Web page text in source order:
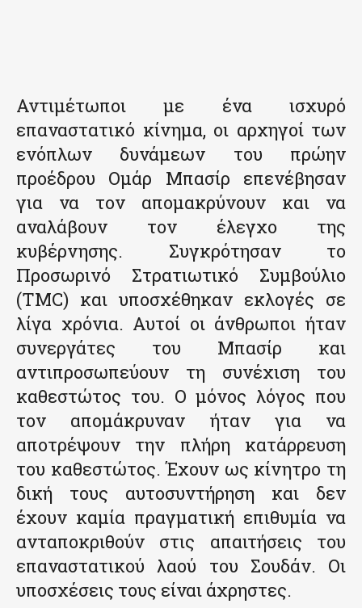
Αντιμέτωποι με ένα ισχυρό
επαναστατικό κίνημα, οι αρχηγοί των
ενόπλων δυνάμεων του πρώην
προέδρου Ομάρ Μπασίρ επενέβησαν
για να τον απομακρύνουν και να
αναλάβουν τον έλεγχο της
κυβέρνησης. Συγκρότησαν το
Προσωρινό Στρατιωτικό Συμβούλιο
(TMC) και υποσχέθηκαν εκλογές σε
λίγα χρόνια. Αυτοί οι άνθρωποι ήταν
συνεργάτες του Μπασίρ και
αντιπροσωπεύουν τη συνέχιση του
καθεστώτος του. Ο μόνος λόγος που
τον απομάκρυναν ήταν για να
αποτρέψουν την πλήρη κατάρρευση
του καθεστώτος. Έχουν ως κίνητρο τη
δική τους αυτοσυντήρηση και δεν
έχουν καμία πραγματική επιθυμία να
ανταποκριθούν στις απαιτήσεις του
επαναστατικού λαού του Σουδάν. Οι
υποσχέσεις τους είναι άχρηστες.